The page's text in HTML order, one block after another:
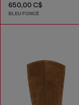
650,00 C$
BLEU FONCÉ